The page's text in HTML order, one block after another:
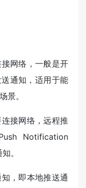
网络，一般是开
通知，适用于能
景。
接网络，远程推
Notification
。
，即本地推送通